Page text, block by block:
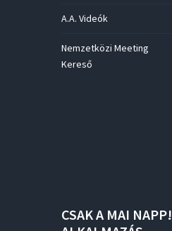
A.A. Videók
Nemzetközi Meeting
Kereső
CSAKA MAI NAPP!